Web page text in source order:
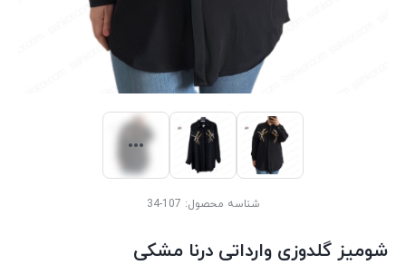
شناسه محصول: 107-34
شومیز گلدوزی وارداتی درنا مشکی